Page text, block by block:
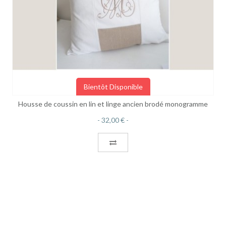
Bientôt Disponible
Housse de coussin en lin et linge ancien brodé monogramme
32,00 €